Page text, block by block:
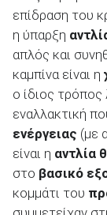
επίδραση του
η ύπαρξη
απλός και
καμπίνα είναι η
ο ίδιος
εναλλακτική
ενέργειας (με
είναι η αντλία
στο βασικό
κομμάτι του